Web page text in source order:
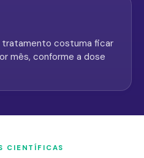
tratamento costuma ficar
mês, conforme a dose
CIENTÍFICAS